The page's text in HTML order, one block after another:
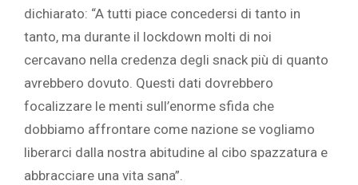
dichiarato: “A tutti piace concedersi di tanto in
tanto, ma durante il lockdown molti di noi
cercavano nella credenza degli snack più di quanto
avrebbero dovuto. Questi dati dovrebbero
focalizzare le menti sull’enorme sfida che
dobbiamo affrontare come nazione se vogliamo
liberarci dalla nostra abitudine al cibo spazzatura e
abbracciare una vita sana”.